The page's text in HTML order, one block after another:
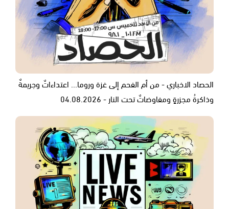
الحصاد الاخباري - من أم الفحم إلى غزة وروما... اعتداءاتٌ وجريمةٌ
وذاكرةُ مجزرةٍ ومفاوضاتٌ تحت النار - 04.08.2026